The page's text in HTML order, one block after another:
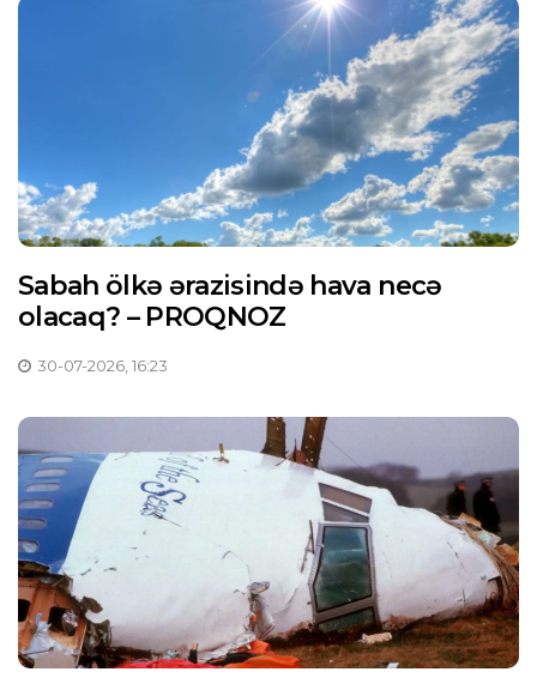
Sabah ölkə ərazisində hava necə
olacaq? – PROQNOZ
30-07-2026, 16:23